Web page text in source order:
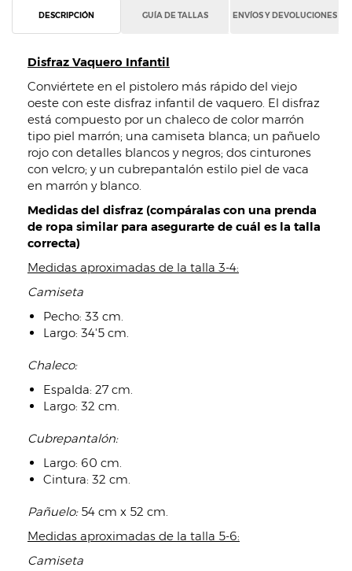
DESCRIPCIÓN GUÍA DE TALLAS ENVÍOS Y DEVOLUCIONES
Disfraz Vaquero Infantil
Conviértete en el pistolero más rápido del viejo
oeste con este disfraz infantil de vaquero. El disfraz
está compuesto por un chaleco de color marrón
tipo piel marrón; una camiseta blanca; un pañuelo
rojo con detalles blancos y negros; dos cinturones
con velcro; y un cubrepantalón estilo piel de vaca
en marrón y blanco.
Medidas del disfraz (compáralas con una prenda
de ropa similar para asegurarte de cuál es la talla
correcta)
Medidas aproximadas de la talla 3-4:
Camiseta
Pecho: 33 cm.
Largo: 34'5 cm.
Chaleco:
Espalda: 27 cm.
Largo: 32 cm.
Cubrepantalón:
Largo: 60 cm.
Cintura: 32 cm.
Pañuelo: 54 cm x 52 cm.
Medidas aproximadas de la talla 5-6:
Camiseta